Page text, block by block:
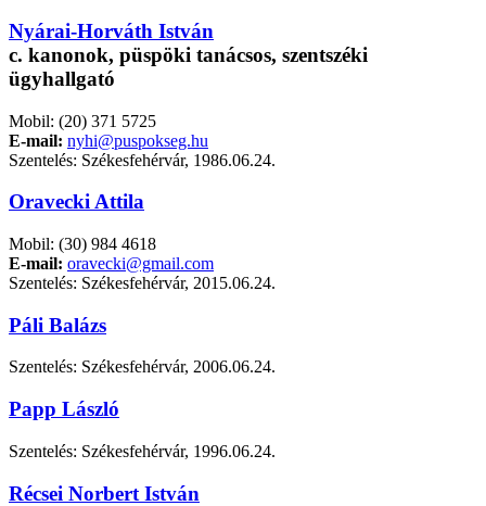
Nyárai-Horváth István
c. kanonok, püspöki tanácsos, szentszéki
ügyhallgató
Mobil: (20) 371 5725
E-mail: nyhi@puspokseg.hu
Szentelés: Székesfehérvár, 1986.06.24.
Oravecki Attila
Mobil: (30) 984 4618
E-mail: oravecki@gmail.com
Szentelés: Székesfehérvár, 2015.06.24.
Páli Balázs
Szentelés: Székesfehérvár, 2006.06.24.
Papp László
Szentelés: Székesfehérvár, 1996.06.24.
Récsei Norbert István